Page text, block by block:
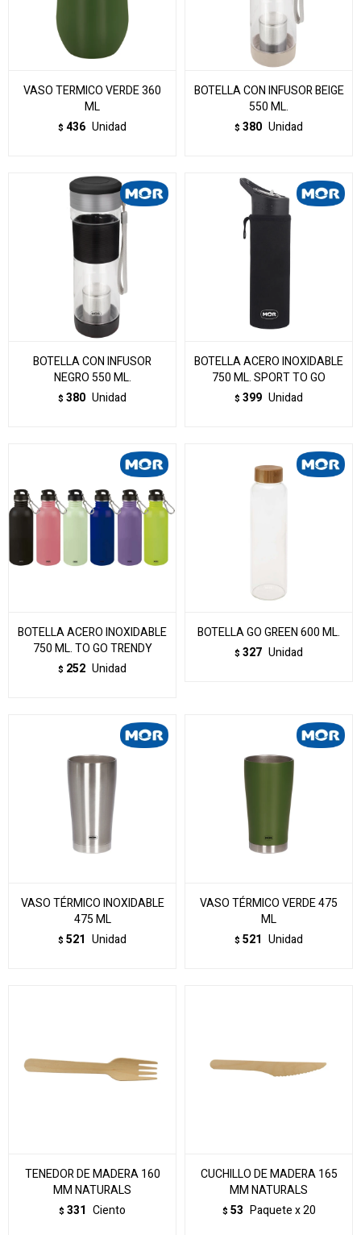
VASO TERMICO VERDE 360
ML
$ 436 Unidad
BOTELLA CON INFUSOR BEIGE
550 ML.
$ 380 Unidad
BOTELLA CON INFUSOR
NEGRO 550 ML.
$ 380 Unidad
BOTELLA ACERO INOXIDABLE
750 ML. SPORT TO GO
$ 399 Unidad
BOTELLA ACERO INOXIDABLE
750 ML. TO GO TRENDY
$ 252 Unidad
BOTELLA GO GREEN 600 ML.
$ 327 Unidad
VASO TÉRMICO INOXIDABLE
475 ML
$ 521 Unidad
VASO TÉRMICO VERDE 475
ML
$ 521 Unidad
TENEDOR DE MADERA 160
MM NATURALS
$ 331 Ciento
CUCHILLO DE MADERA 165
MM NATURALS
$ 53 Paquete x 20